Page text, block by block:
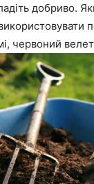
добриво.
червоний